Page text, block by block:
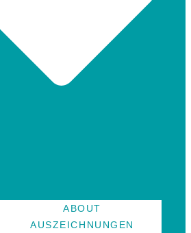
ABOUT
AUSZEICHNUNGEN